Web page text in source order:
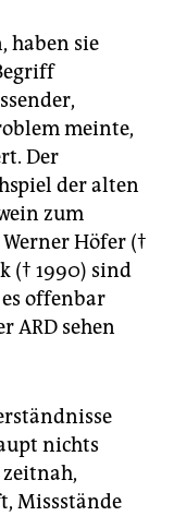
haben sie
meinte,
Der
der alten
zum
Höfer (†
(† 1990) sind
offenbar
ARD sehen
nichts
zeitnah,
Missstände